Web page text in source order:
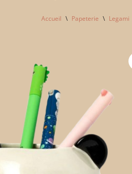
Accueil \ Papeterie \ Legami